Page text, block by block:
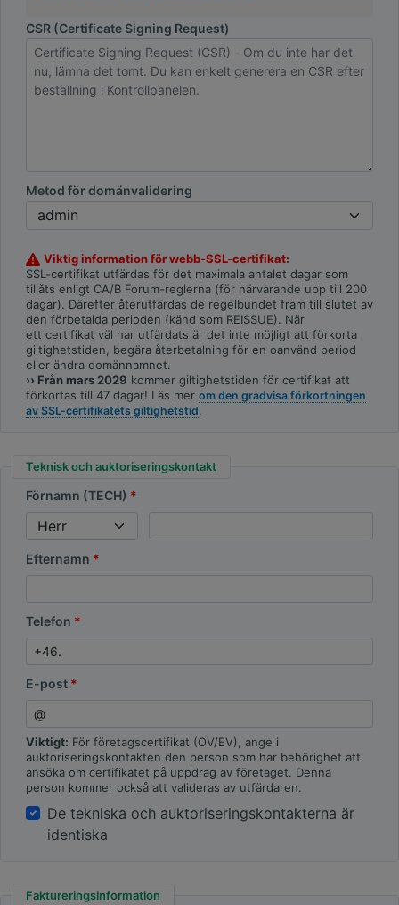
CSR (Certificate Signing Request)
Metod för domänvalidering
Viktig information för webb-SSL-certifikat:
SSL-certifikat utfärdas för det maximala antalet dagar som
tillåts enligt CA/B Forum-reglerna (för närvarande upp till 200
dagar). Därefter återutfärdas de regelbundet fram till slutet av
den förbetalda perioden (känd som REISSUE). När
ett certifikat väl har utfärdats är det inte möjligt att förkorta
giltighetstiden, begära återbetalning för en oanvänd period
eller ändra domännamnet.
›› Från mars 2029 kommer giltighetstiden för certifikat att
förkortas till 47 dagar! Läs mer om den gradvisa förkortningen
av SSL-certifikatets giltighetstid.
Teknisk och auktoriseringskontakt
Förnamn (TECH)
Efternamn
Telefon
E-post
Viktigt: För företagscertifikat (OV/EV), ange i
auktoriseringskontakten den person som har behörighet att
ansöka om certifikatet på uppdrag av företaget. Denna
person kommer också att valideras av utfärdaren.
De tekniska och auktoriseringskontakterna är
identiska
Faktureringsinformation